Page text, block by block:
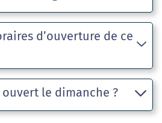
d’ouverture de ce
ouvert le dimanche ?